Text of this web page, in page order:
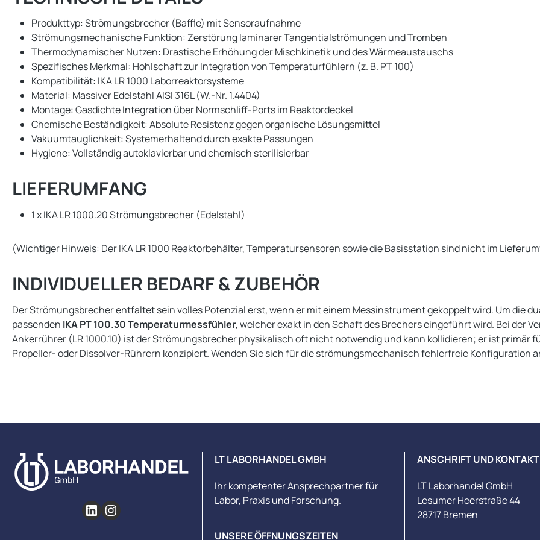
Produkttyp: Strömungsbrecher (Baffle) mit Sensoraufnahme
Strömungsmechanische Funktion: Zerstörung laminarer Tangentialströmungen und Tromben
Thermodynamischer Nutzen: Drastische Erhöhung der Mischkinetik und des Wärmeaustauschs
Spezifisches Merkmal: Hohlschaft zur Integration von Temperaturfühlern (z. B. PT 100)
Kompatibilität: IKA LR 1000 Laborreaktorsysteme
Material: Massiver Edelstahl AISI 316L (W.-Nr. 1.4404)
Montage: Gasdichte Integration über Normschliff-Ports im Reaktordeckel
Chemische Beständigkeit: Absolute Resistenz gegen organische Lösungsmittel
Vakuumtauglichkeit: Systemerhaltend durch exakte Passungen
Hygiene: Vollständig autoklavierbar und chemisch sterilisierbar
LIEFERUMFANG
1 x IKA LR 1000.20 Strömungsbrecher (Edelstahl)
(Wichtiger Hinweis: Der IKA LR 1000 Reaktorbehälter, Temperatursensoren sowie die Basisstation sind nicht im
INDIVIDUELLER BEDARF & ZUBEHÖR
Der Strömungsbrecher entfaltet sein volles Potenzial erst, wenn er mit einem Messinstrument gekoppelt wird. Um die
passenden IKA PT 100.30 Temperaturmessfühler, welcher exakt in den Schaft des Brechers eingeführt wird. Bei der
Ankerrührer (LR 1000.10) ist der Strömungsbrecher physikalisch oft nicht notwendig und kann kollidieren; er ist primär
Propeller- oder Dissolver-Rührern konzipiert. Wenden Sie sich für die strömungsmechanisch fehlerfreie Konfiguration
LT LABORHANDEL GMBH
Ihr kompetenter Ansprechpartner für
Labor, Praxis und Forschung.
UNSERE ÖFFNUNGSZEITEN
ANSCHRIFT UND KONTAKT
LT Laborhandel GmbH
Lesumer Heerstraße 44
28717 Bremen